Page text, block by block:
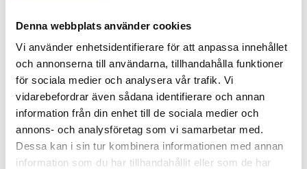
Denna webbplats använder cookies
Vi använder enhetsidentifierare för att anpassa innehållet
och annonserna till användarna, tillhandahålla funktioner
för sociala medier och analysera vår trafik. Vi
vidarebefordrar även sådana identifierare och annan
information från din enhet till de sociala medier och
annons- och analysföretag som vi samarbetar med.
Dessa kan i sin tur kombinera informationen med annan
information som du har tillhandahållit eller som de har
Gym
Exklusivt Gymleco showroom i Kina